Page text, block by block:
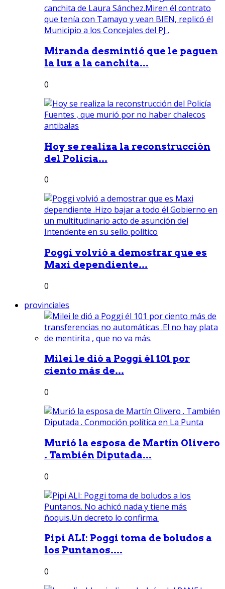
Miranda desmintió que le paguen
la luz a la canchita...
0
Hoy se realiza la reconstrucción
del Policía...
0
Poggi volvió a demostrar que es
Maxi dependiente...
0
provinciales
Milei le dió a Poggi él 101 por
ciento más de...
0
Murió la esposa de Martín Olivero
. También Diputada...
0
Pipi ALI: Poggi toma de boludos a
los Puntanos....
0